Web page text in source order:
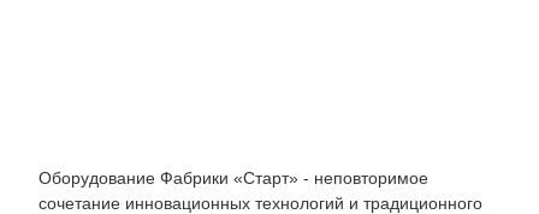
Оборудование Фабрики «Старт» - неповторимое
сочетание инновационных технологий и традиционного